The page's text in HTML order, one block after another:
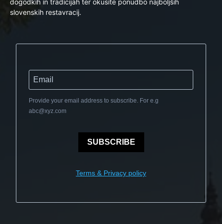
slovenskih restavracij.
Provide your email address to subscribe. For e.g
abc@xyz.com
SUBSCRIBE
Terms & Privacy policy